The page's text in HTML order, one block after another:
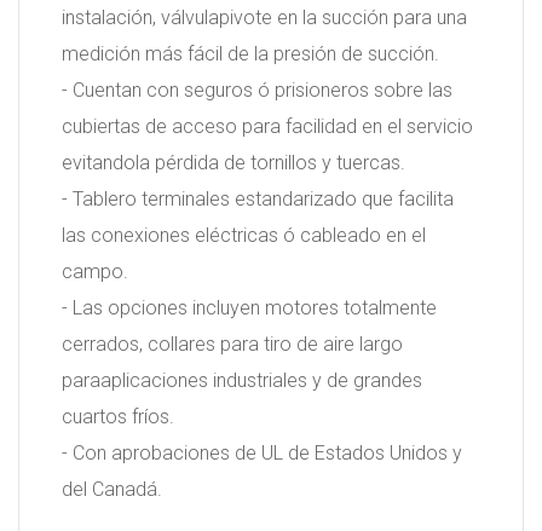
instalación, válvulapivote en la succión para una
medición más fácil de la presión de succión.
- Cuentan con seguros ó prisioneros sobre las
cubiertas de acceso para facilidad en el servicio
evitandola pérdida de tornillos y tuercas.
- Tablero terminales estandarizado que facilita
las conexiones eléctricas ó cableado en el
campo.
- Las opciones incluyen motores totalmente
cerrados, collares para tiro de aire largo
paraaplicaciones industriales y de grandes
cuartos fríos.
- Con aprobaciones de UL de Estados Unidos y
del Canadá.